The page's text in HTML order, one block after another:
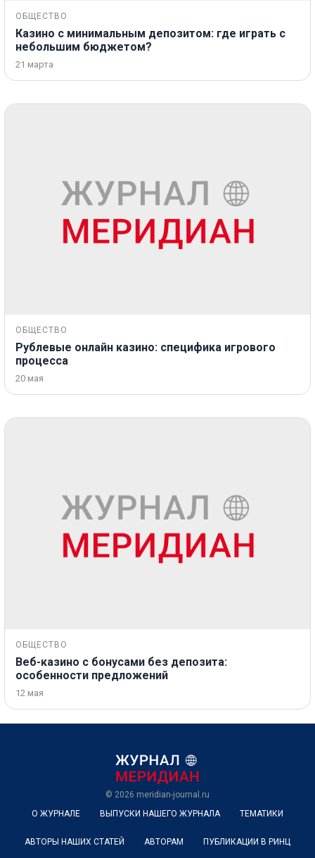
ОБЩЕСТВО
Казино с минимальным депозитом: где играть с
небольшим бюджетом?
21 марта
ОБЩЕСТВО
Рублевые онлайн казино: специфика игрового
процесса
20 мая
ОБЩЕСТВО
Веб-казино с бонусами без депозита:
особенности предложений
12 мая
© 2026 meridian-journal.ru
О ЖУРНАЛЕ
ВЫПУСКИ НАШЕГО ЖУРНАЛА ТЕМАТИКИ
АВТОРЫ НАШИХ СТАТЕЙ АВТОРАМ ПУБЛИКАЦИИ В РИНЦ